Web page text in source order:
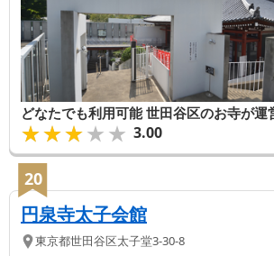
どなたでも利用可能 世田谷区のお寺が運
★★★★★
★★★★★ 3.00
20
円泉寺太子会館
東京都世田谷区太子堂3-30-8